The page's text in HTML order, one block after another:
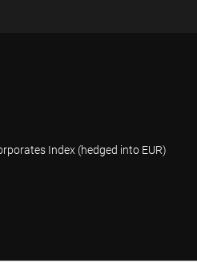
Index (hedged into EUR)